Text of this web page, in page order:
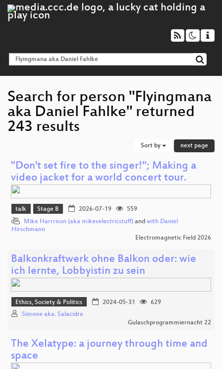
Search for person "Flyingmana
aka Daniel Fahlke" returned
243 results
Sort by next page
"Don't set fire to the singer!"; Making a
video jacket for a world concert tour.
talk Stage B 2026-07-19
559
Mike Harrrison (aka mikeselectricstuff) and with Daniel
Hirschmann
Electromagnetic Field 2026
Balkonkraftwerk ohne Balkon oder: wie
ich lernte, Lobbyistin zu sein
Ethics, Society & Politics 2024-05-31
629
Simone aka. Salacidre
Gulaschprogrammiernacht 22
The Xelatype: a journey through time and
space